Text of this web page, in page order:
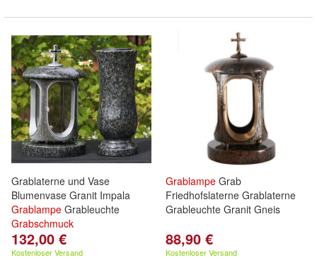
Grablaterne und Vase
Blumenvase Granit Impala
Grablampe Grableuchte
Grabschmuck
132,00 €
Kostenloser Versand
Grablampe Grab
Friedhofslaterne Grablaterne
Grableuchte Granit Gneis
88,90 €
Kostenloser Versand